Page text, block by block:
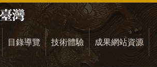
目錄導覽 技術體驗 成果網站資源